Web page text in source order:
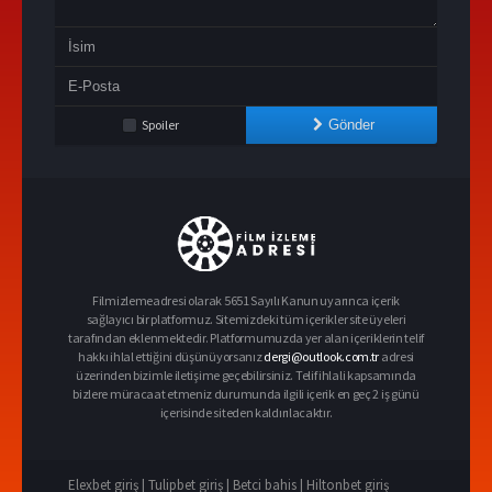
Spoiler Gönder
Filmizlemeadresi olarak 5651 Sayılı Kanun uyarınca içerik
sağlayıcı bir platformuz. Sitemizdeki tüm içerikler site üyeleri
tarafından eklenmektedir. Platformumuzda yer alan içeriklerin telif
hakkı ihlal ettiğini düşünüyorsanızdergi@outlook.com.tr adresi
üzerinden bizimle iletişime geçebilirsiniz. Telif ihlali kapsamında
bizlere müracaat etmeniz durumunda ilgili içerik en geç 2 iş günü
içerisinde siteden kaldırılacaktır.
Elexbet giriş | Tulipbet giriş | Betci bahis | Hiltonbet giriş